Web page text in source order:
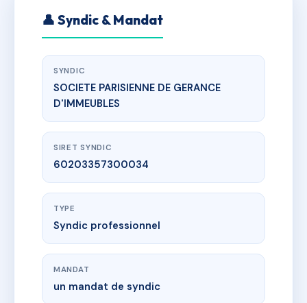
👤 Syndic & Mandat
SYNDIC
SOCIETE PARISIENNE DE GERANCE
D'IMMEUBLES
SIRET SYNDIC
60203357300034
TYPE
Syndic professionnel
MANDAT
un mandat de syndic